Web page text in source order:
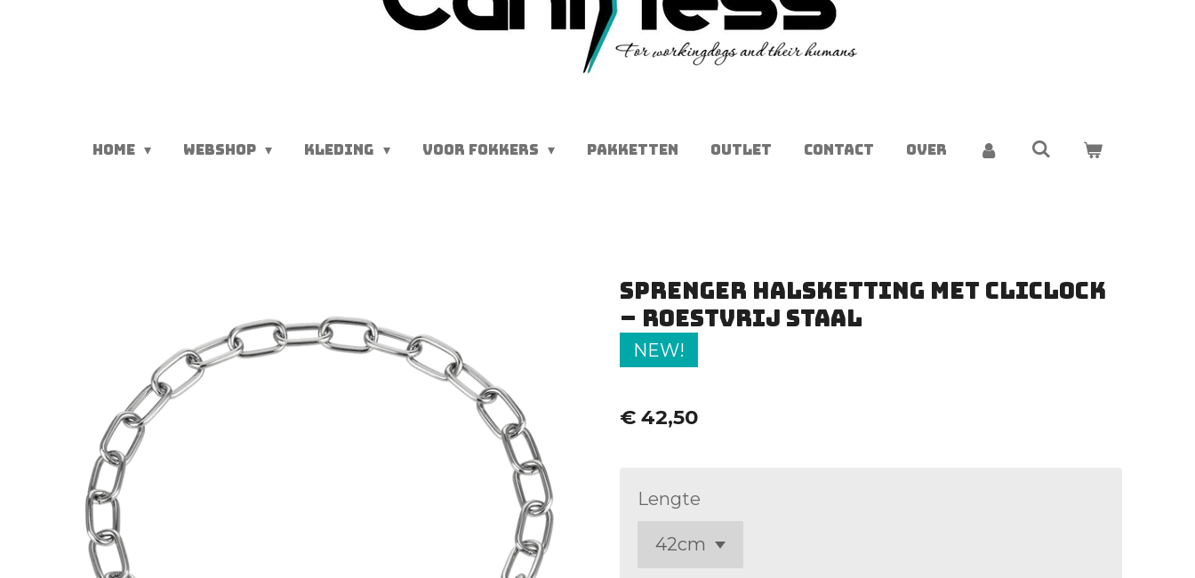
HOME WEBSHOP KLEDING VOOR FOKKERS PAKKETTEN OUTLET CONTACT OVER
SPRENGER Halsketting met ClicLock
– roestvrij staal
NEW!
€ 42,50
Lengte